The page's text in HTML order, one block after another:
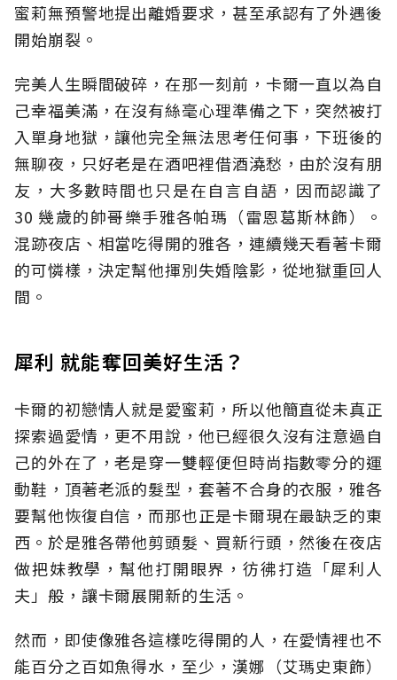
蜜莉無預警地提出離婚要求，甚至承認有了外遇後
開始崩裂。
完美人生瞬間破碎，在那一刻前，卡爾一直以為自
己幸福美滿，在沒有絲毫心理準備之下，突然被打
入單身地獄，讓他完全無法思考任何事，下班後的
無聊夜，只好老是在酒吧裡借酒澆愁，由於沒有朋
友，大多數時間也只是在自言自語，因而認識了
30 幾歲的帥哥樂手雅各帕瑪（雷恩葛斯林飾）。
混跡夜店、相當吃得開的雅各，連續幾天看著卡爾
的可憐樣，決定幫他揮別失婚陰影，從地獄重回人
間。
犀利 就能奪回美好生活？
卡爾的初戀情人就是愛蜜莉，所以他簡直從未真正
探索過愛情，更不用說，他已經很久沒有注意過自
己的外在了，老是穿一雙輕便但時尚指數零分的運
動鞋，頂著老派的髮型，套著不合身的衣服，雅各
要幫他恢復自信，而那也正是卡爾現在最缺乏的東
西。於是雅各帶他剪頭髮、買新行頭，然後在夜店
做把妹教學，幫他打開眼界，彷彿打造「犀利人
夫」般，讓卡爾展開新的生活。
然而，即使像雅各這樣吃得開的人，在愛情裡也不
能百分之百如魚得水，至少，漢娜（艾瑪史東飾）